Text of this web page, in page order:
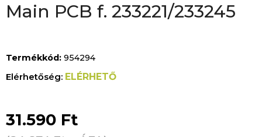
Main PCB f. 233221/233245
Termékkód: 954294
ELÉRHETŐ
31.590 Ft